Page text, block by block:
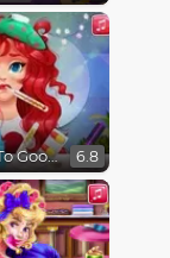
From Sick To Good: Princess Treatment 6.8